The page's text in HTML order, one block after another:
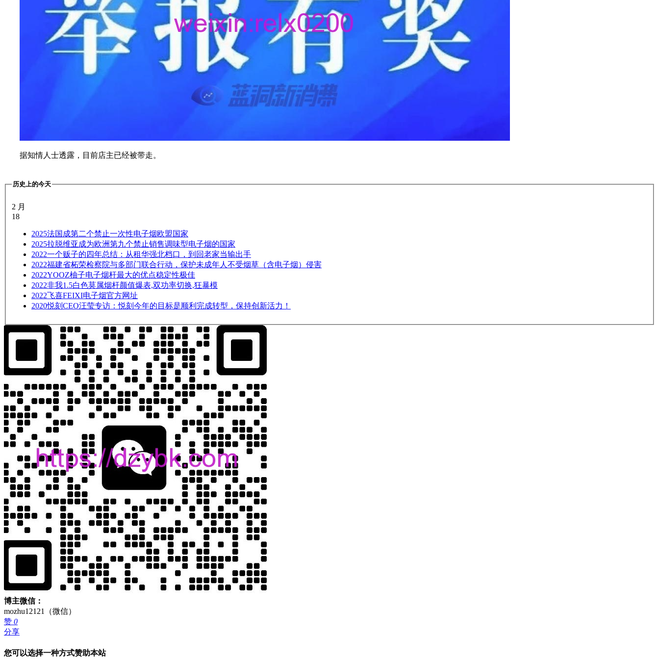
据知情人士透露，目前店主已经被带走。
历史上的今天
2 月
18
2025法国成第二个禁止一次性电子烟欧盟国家
2025拉脱维亚成为欧洲第九个禁止销售调味型电子烟的国家
2022一个贩子的四年总结：从租华强北档口，到回老家当输出手
2022福建省柘荣检察院与多部门联合行动，保护未成年人不受烟草（含电子烟）侵害
2022YOOZ柚子电子烟杆最大的优点稳定性极佳
2022非我1.5白色莫属烟杆颜值爆表,双功率切换,狂暴模
2022飞喜FEIXI电子烟官方网址
2020悦刻CEO汪莹专访：悦刻今年的目标是顺利完成转型，保持创新活力！
博主微信：
mozhu12121（微信）
赞 0
分享
您可以选择一种方式赞助本站